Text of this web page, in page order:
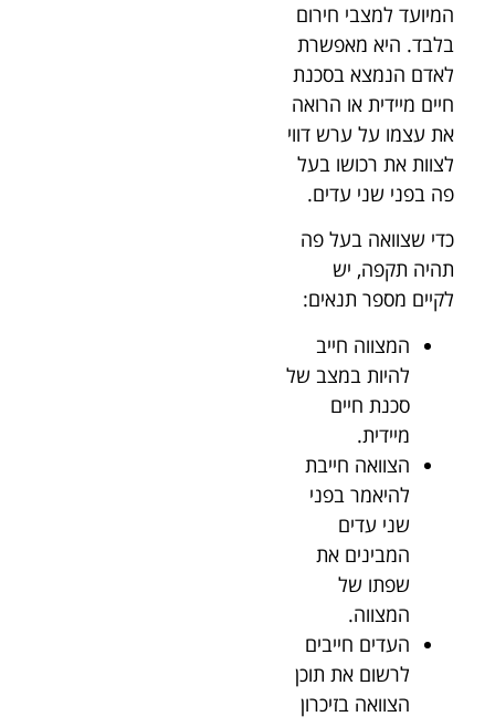
המיועד למצבי חירום
בלבד. היא מאפשרת
לאדם הנמצא בסכנת
חיים מיידית או הרואה
את עצמו על ערש דווי
לצוות את רכושו בעל
פה בפני שני עדים.
כדי שצוואה בעל פה
תהיה תקפה, יש
לקיים מספר תנאים:
המצווה חייב
להיות במצב של
סכנת חיים
מיידית.
הצוואה חייבת
להיאמר בפני
שני עדים
המבינים את
שפתו של
המצווה.
העדים חייבים
לרשום את תוכן
הצוואה בזיכרון